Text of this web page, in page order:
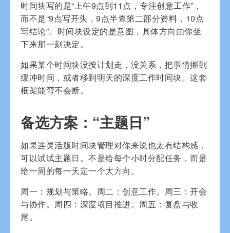
时间块写的是“上午9点到11点，专注创意工作”，
而不是“9点写开头，9点半查第二部分资料，10点
写结论”。时间块设定的是意图，具体方向由你坐
下来那一刻决定。
如果某个时间块没按计划走，没关系，把事情挪到
缓冲时间，或者移到明天的深度工作时间块。这套
框架能弯不会断。
备选方案：“主题日”
如果连灵活版时间块管理对你来说也太有结构感，
可以试试主题日。不是给每个小时分配任务，而是
给一周的每一天定一个大方向。
周一：规划与策略。周二：创意工作。周三：开会
与协作。周四：深度项目推进。周五：复盘与收
尾。